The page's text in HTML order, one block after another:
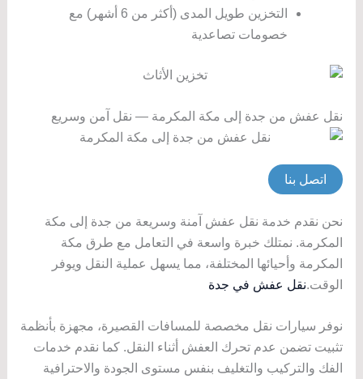
التخزين طويل المدى (أكثر من 6 أشهر) مع
خصومات تصاعدية
نقل عفش من جدة إلى مكة المكرمة — نقل آمن وسريع
اتصل بنا
نحن نقدم خدمة نقل عفش آمنة وسريعة من جدة إلى مكة
المكرمة. نمتلك خبرة واسعة في التعامل مع طرق مكة
المكرمة وأحيائها المختلفة، مما يسهل عملية النقل ويوفر
الوقت.نقل عفش في جدة
نوفر سيارات نقل مخصصة للمسافات القصيرة، مجهزة بأنظمة
تثبيت تضمن عدم تحرك العفش أثناء النقل. كما نقدم خدمات
الفك والتركيب والتغليف بنفس مستوى الجودة والاحترافية